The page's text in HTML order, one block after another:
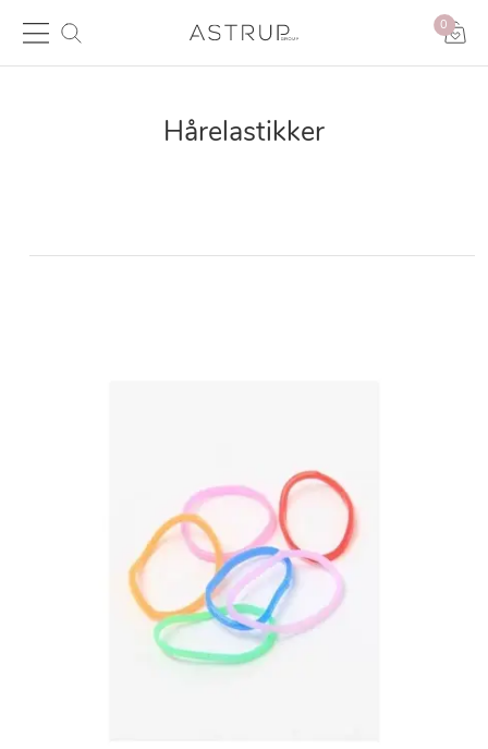
0
Hårelastikker